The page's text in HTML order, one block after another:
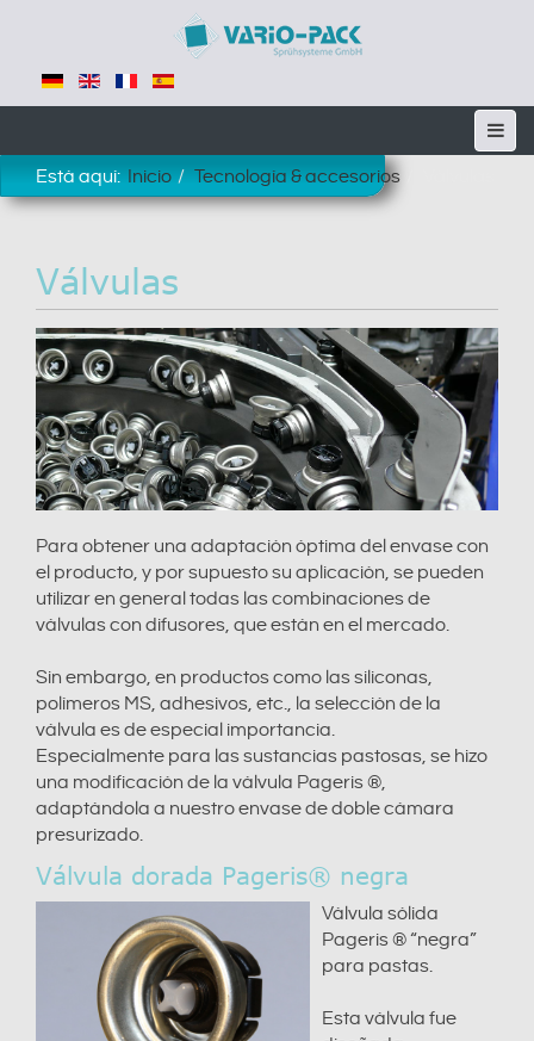
Está aquí: Inicio Tecnología & accesorios
Válvulas
Para obtener una adaptación óptima del envase con
el producto, y por supuesto su aplicación, se pueden
utilizar en general todas las combinaciones de
válvulas con difusores, que están en el mercado.
Sin embargo, en productos como las siliconas,
polímeros MS, adhesivos, etc., la selección de la
válvula es de especial importancia.
Especialmente para las sustancias pastosas, se hizo
una modificación de la válvula Pageris ®,
adaptándola a nuestro envase de doble cámara
presurizado.
Válvula dorada Pageris® negra
Válvula sólida
Pageris ® “negra”
para pastas.
Esta válvula fue